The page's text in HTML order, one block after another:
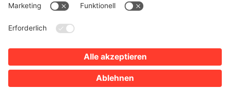
Erklärung zur Barrierefreiheit
Impressum